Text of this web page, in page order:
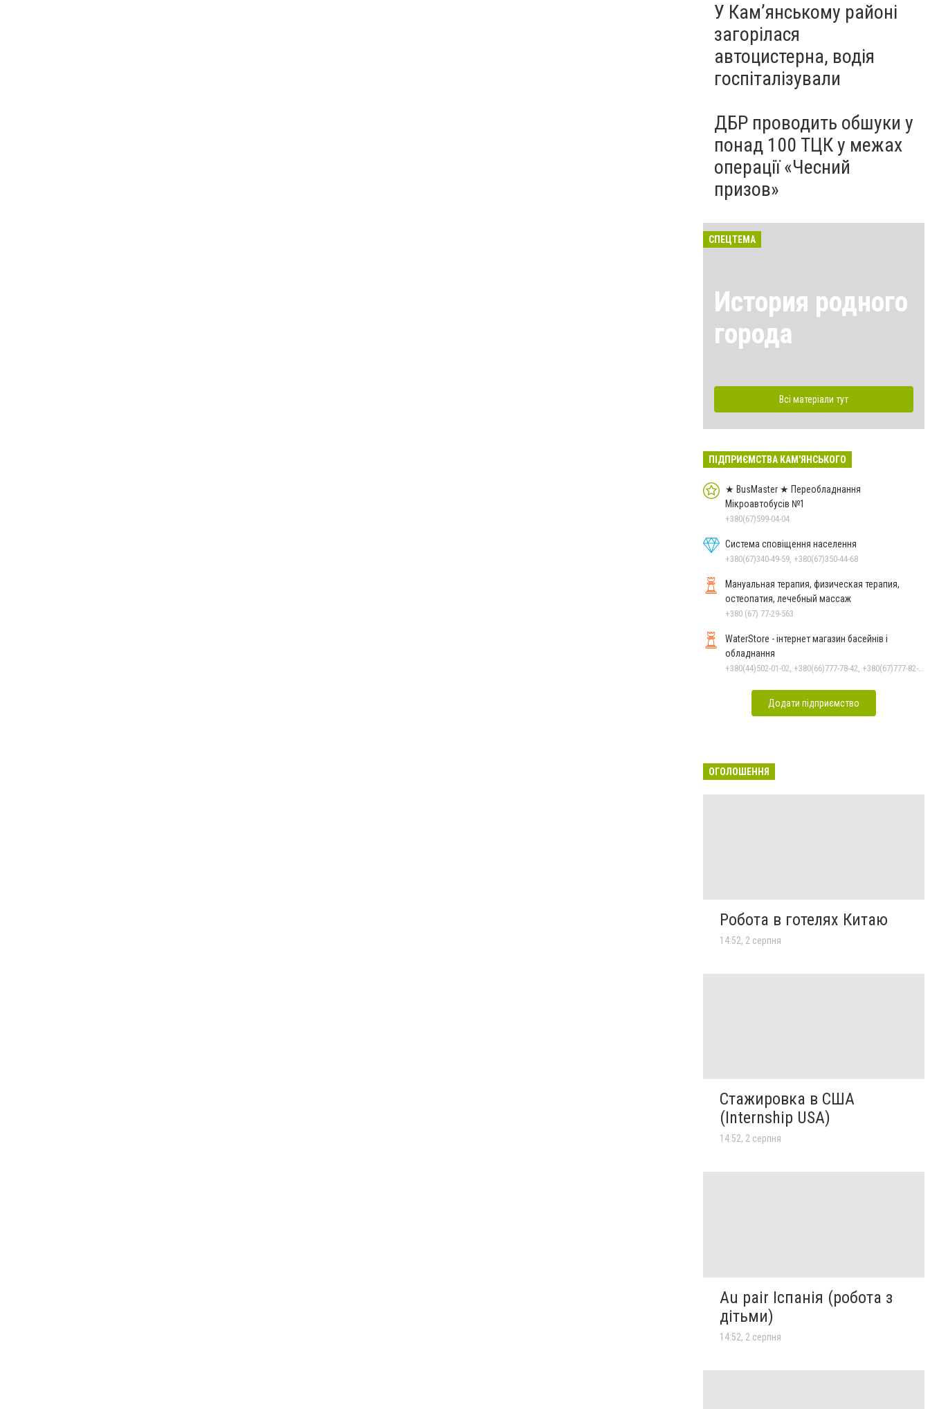
У Кам’янському районі
загорілася
автоцистерна, водія
госпіталізували
ДБР проводить обшуки у
понад 100 ТЦК у межах
операції «Чесний
призов»
СПЕЦТЕМА
История родного
города
Всі матеріали тут
ПІДПРИЄМСТВА КАМ'ЯНСЬКОГО
★ BusMaster ★ Переобладнання
Мікроавтобусів №1
+380(67)599-04-04
Система сповіщення населення
+380(67)340-49-59, +380(67)350-44-68
Мануальная терапия, физическая терапия,
остеопатия, лечебный массаж
+380 (67) 77-29-563
WaterStore - інтернет магазин басейнів і
обладнання
Додати підприємство
ОГОЛОШЕННЯ
Робота в готелях Китаю
14:52, 2 серпня
Стажировка в США
(Internship USA)
14:52, 2 серпня
Au pair Іспанія (робота з
дітьми)
14:52, 2 серпня